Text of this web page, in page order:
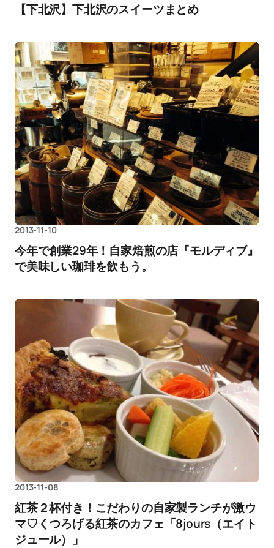
【下北沢】下北沢のスイーツまとめ
2013-11-10
今年で創業29年！自家焙煎の店『モルディブ』
で美味しい珈琲を飲もう。
2013-11-08
紅茶２杯付き！こだわりの自家製ランチが激ウ
マ♡くつろげる紅茶のカフェ「8jours（エイト
ジュール）」